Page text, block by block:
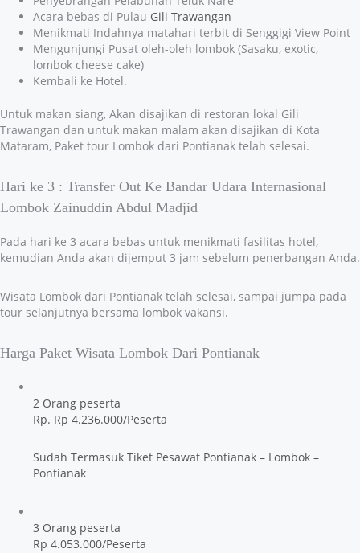
Acara bebas di Pulau Gili Trawangan
Menikmati Indahnya matahari terbit di Senggigi View Point
Mengunjungi Pusat oleh-oleh lombok (Sasaku, exotic,
lombok cheese cake)
Kembali ke Hotel.
Untuk makan siang, Akan disajikan di restoran lokal Gili
Trawangan dan untuk makan malam akan disajikan di Kota
Mataram, Paket tour Lombok dari Pontianak telah selesai.
Hari ke 3 : Transfer Out Ke Bandar Udara Internasional
Lombok Zainuddin Abdul Madjid
Pada hari ke 3 acara bebas untuk menikmati fasilitas hotel,
kemudian Anda akan dijemput 3 jam sebelum penerbangan Anda.
Wisata Lombok dari Pontianak telah selesai, sampai jumpa pada
tour selanjutnya bersama lombok vakansi.
Harga Paket Wisata Lombok Dari Pontianak
2 Orang peserta
Rp. Rp 4.236.000/Peserta
Sudah Termasuk Tiket Pesawat Pontianak – Lombok –
Pontianak
3 Orang peserta
Rp 4.053.000/Peserta